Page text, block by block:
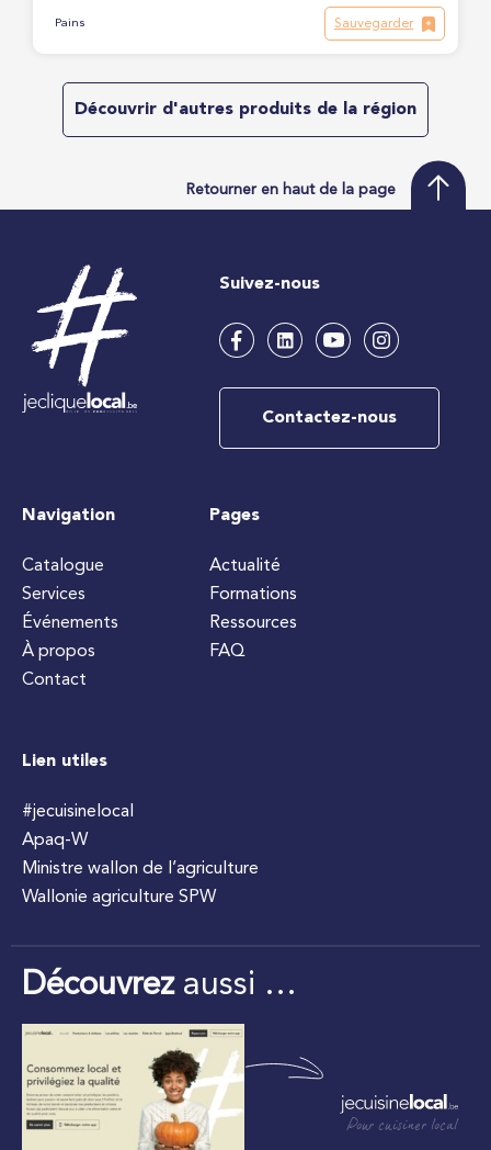
Pains Sauvegarder
Découvrir d'autres produits de la région
Retourner en haut de la page
Suivez-nous
Contactez-nous
Navigation
Catalogue
Services
Événements
À propos
Contact
Pages
Actualité
Formations
Ressources
FAQ
Lien utiles
#jecuisinelocal
Apaq-W
Ministre wallon de l’agriculture
Wallonie agriculture SPW
Découvrezaussi …
Pour cuisiner local